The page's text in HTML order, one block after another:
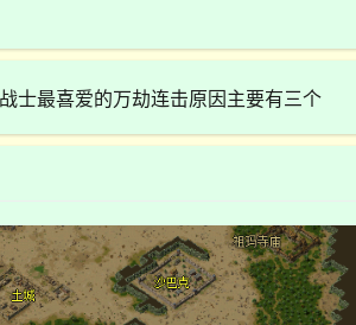
士最喜爱的万劫连击原因主要有三个